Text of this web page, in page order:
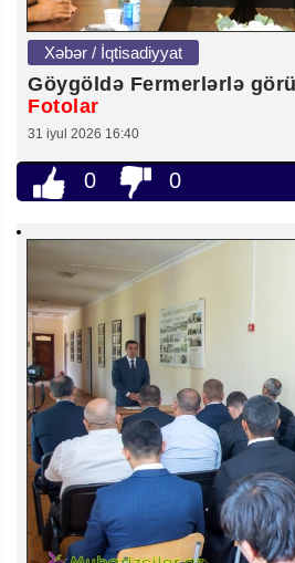
Xəbər / İqtisadiyyat
Göygöldə Fermerlərlə
Fotolar
31 iyul 2026 16:40
0 0